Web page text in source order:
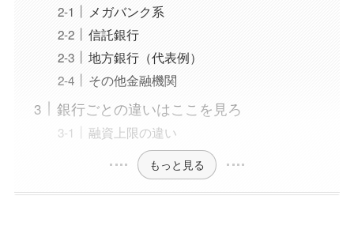
メガバンク系
信託銀行
地方銀行（代表例）
その他金融機関
銀行ごとの違いはここを見ろ
融資上限の違い
もっと見る